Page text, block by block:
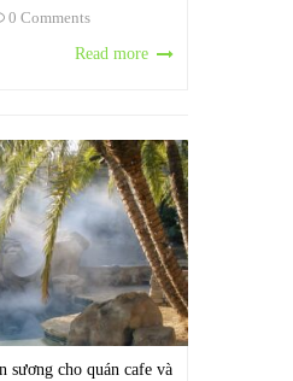
0 Comments
Read more
sương cho quán cafe và